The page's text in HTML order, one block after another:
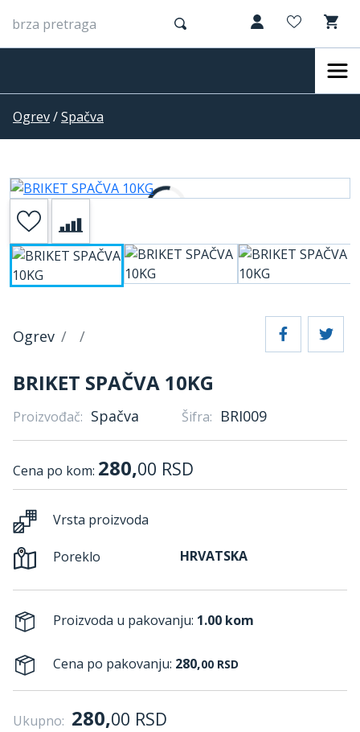
Ogrev/Spačva
Ogrev
BRIKET SPAČVA 10KG
Proizvođač: Spačva Šifra: BRI009
Cena po kom: 280,00 RSD
Vrsta proizvoda
Poreklo HRVATSKA
Proizvoda u pakovanju: 1.00 kom
Cena po pakovanju: 280,00 RSD
Ukupno: 280,00 RSD